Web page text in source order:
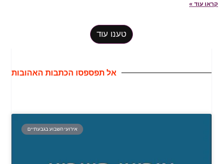
קראו עוד »
טענו עוד
אל תפספסו הכתבות האהובות
אירועי השבוע בגבעתיים